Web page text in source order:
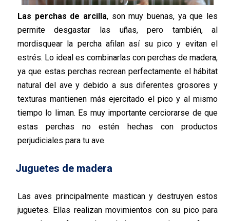
Las perchas de arcilla, son muy buenas, ya que les
permite desgastar las uñas, pero también, al
mordisquear la percha afilan así su pico y evitan el
estrés. Lo ideal es combinarlas con perchas de madera,
ya que estas perchas recrean perfectamente el hábitat
natural del ave y debido a sus diferentes grosores y
texturas mantienen más ejercitado el pico y al mismo
tiempo lo liman. Es muy importante cerciorarse de que
estas perchas no estén hechas con productos
perjudiciales para tu ave.
Juguetes de madera
Las aves principalmente mastican y destruyen estos
juguetes. Ellas realizan movimientos con su pico para